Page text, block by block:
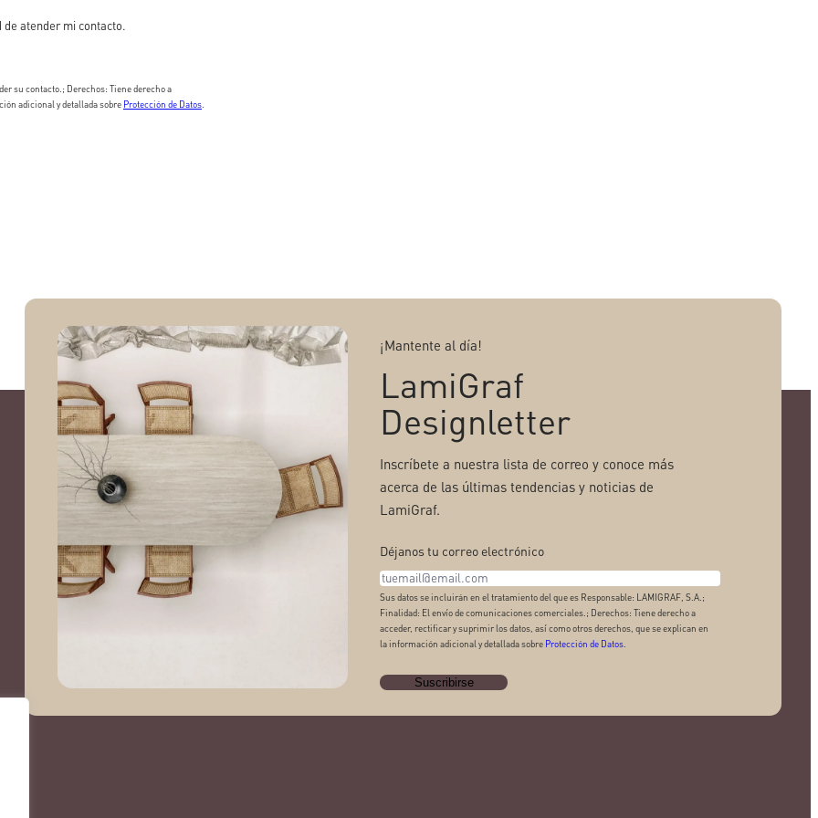
atender mi contacto.
su contacto.; Derechos: Tiene derecho a
adicional y detallada sobre Protección de Datos
¡Mantente al día!
LamiGraf
Designletter
Inscríbete a nuestra lista de correo y conoce más
acerca de las últimas tendencias y noticias de
LamiGraf.
Déjanos tu correo electrónico
Sus datos se incluirán en el tratamiento del que es Responsable: LAMIGRAF, S.A.;
Finalidad: El envío de comunicaciones comerciales.; Derechos: Tiene derecho a
acceder, rectificar y suprimir los datos, así como otros derechos, que se explican en
la información adicional y detallada sobre Protección de Datos